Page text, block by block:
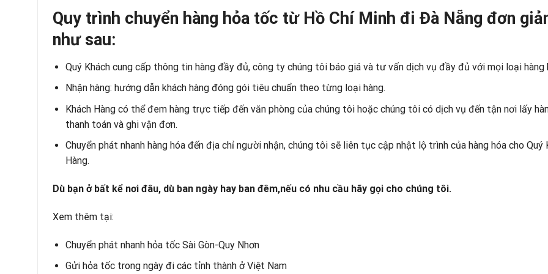
Quy trình chuyển hàng hỏa tốc từ Hồ Chí Minh đi Đà Nẵng đơn
như sau:
Quý Khách cung cấp thông tin hàng đầy đủ, công ty chúng tôi báo giá và tư vấn dịch vụ đầy đủ với mọi loại hàng
Nhận hàng: hướng dẫn khách hàng đóng gói tiêu chuẩn theo từng loại hàng.
Khách Hàng có thể đem hàng trực tiếp đến văn phòng của chúng tôi hoặc chúng tôi có dịch vụ đến tận nơi lấy
thanh toán và ghi vận đơn.
Chuyển phát nhanh hàng hóa đến địa chỉ người nhận, chúng tôi sẽ liên tục cập nhật lộ trình của hàng hóa cho Quý
Hàng.
Dù bạn ở bất kể nơi đâu, dù ban ngày hay ban đêm,nếu có nhu cầu hãy gọi cho chúng tôi.
Xem thêm tại:
Chuyển phát nhanh hỏa tốc Sài Gòn-Quy Nhơn
Gửi hỏa tốc trong ngày đi các tỉnh thành ở Việt Nam